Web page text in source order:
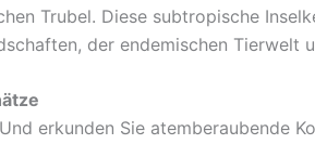
Trubel. Diese subtropische
der endemischen Tierwelt
erkunden Sie atemberaubende